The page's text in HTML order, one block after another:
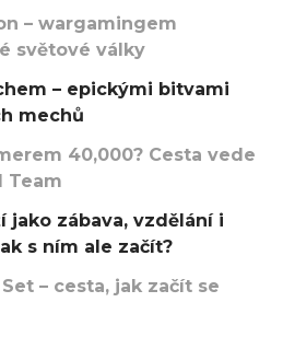
– wargamingem
světové války
– epickými bitvami
mechů
40,000? Cesta vede
Team
jako zábava, vzdělání i
s ním ale začít?
– cesta, jak začít se